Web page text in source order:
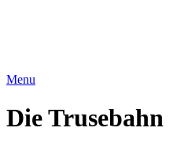
Menu
Die Trusebahn